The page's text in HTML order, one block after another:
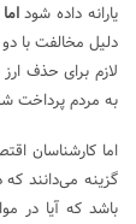
یارانه داده شود
به مردم پرداخت
اما کارشناسان
گزینه می‌دانند
باشد که آیا در